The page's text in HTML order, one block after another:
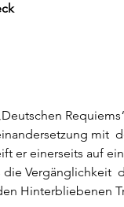
mit
er einerseits auf
Vergänglichkeit
Hinterbliebenen